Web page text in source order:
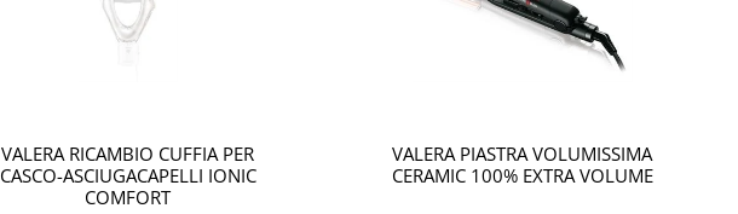
VALERA RICAMBIO CUFFIA PER
CASCO-ASCIUGACAPELLI IONIC
COMFORT
VALERA PIASTRA VOLUMISSIMA
CERAMIC 100% EXTRA VOLUME